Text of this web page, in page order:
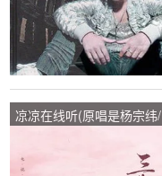
凉凉在线听(原唱是杨宗纬/
次